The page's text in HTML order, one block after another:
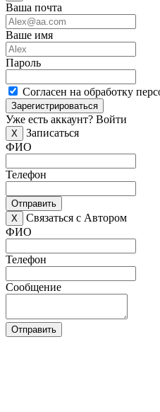
Ваша почта
Ваше имя
Пароль
Согласен на обработку
Зарегистрироваться
Уже есть аккаунт? Войти
X
Записаться
ФИО
Телефон
Отправить
X
Связаться с Автором
ФИО
Телефон
Сообщение
Отправить